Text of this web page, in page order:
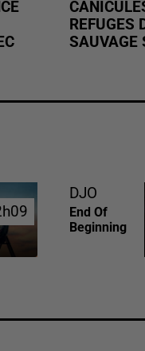
REFUGES
SAUVAGE
DJO
End Of
Beginning